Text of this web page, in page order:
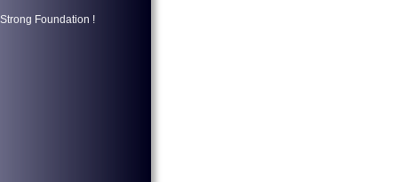
Strong Foundation !